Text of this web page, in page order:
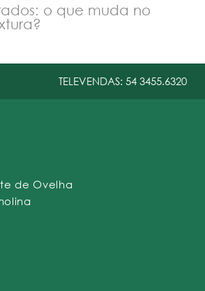
o que muda no
TELEVENDAS: 54 3455.6320
de Ovelha